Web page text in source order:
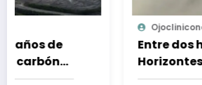
0
Entre dos huracanes,
Horizontes de Resiliencia
reconstrucción